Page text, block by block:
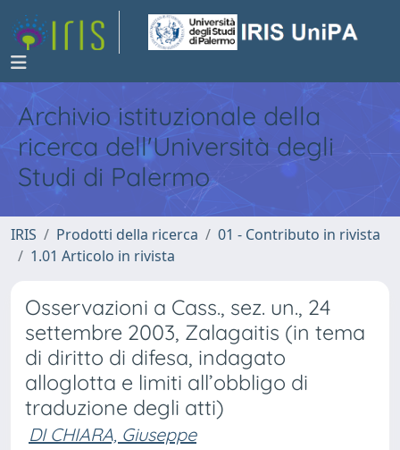
Archivio istituzionale della
ricerca dell'Università degli
Studi di Palermo
IRIS Prodotti della ricerca
01 - Contributo in rivista
1.01 Articolo in rivista
Osservazioni a Cass., sez. un., 24
settembre 2003, Zalagaitis (in tema
di diritto di difesa, indagato
alloglotta e limiti all’obbligo di
traduzione degli atti)
DI CHIARA, Giuseppe